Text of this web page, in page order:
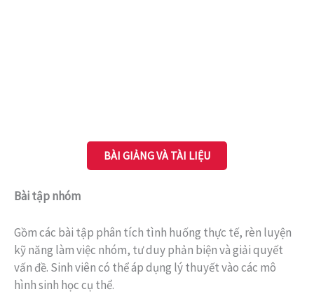
BÀI GIẢNG VÀ TÀI LIỆU
Bài tập nhóm
Gồm các bài tập phân tích tình huống thực tế, rèn luyện
kỹ năng làm việc nhóm, tư duy phản biện và giải quyết
vấn đề. Sinh viên có thể áp dụng lý thuyết vào các mô
hình sinh học cụ thể.